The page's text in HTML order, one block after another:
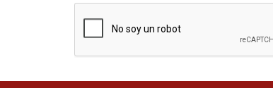
la Ruta y disfrutaron de estas actividades, cifra que
Enogastronómcia que se desarrollará entre el 4 de
los fines de semana, la Ruta ofrece una auténtica
que, combinados con la naturaleza, las artes y las
visitar esta zona de la provincia de Badajoz.